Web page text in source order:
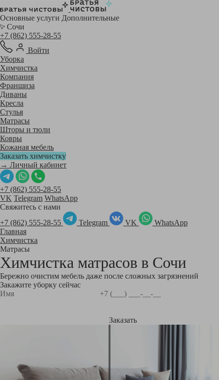
Основные услуги Дополнительные
Сочи
+7 (862) 555-28-55
Войти
Уборка
Химчистка
Компания
Франшиза
Диваны
Кресла
Стулья
Матрасы
Шторы и тюли
Ковры
Кожаная мебель
Заказать химчистку
→ Личный кабинет
+7 (862) 555-28-55
VK Telegram WhatsApp
Свяжитесь с нами
+7 (862) 555-28-55
Telegram VK
WhatsApp
Главная
Химчистка
Матрасы
Химчистка матрасов в Сочи
Бережно очистим мебель даже после сложных загрязнений
Закажите уборку сейчас
Заказать